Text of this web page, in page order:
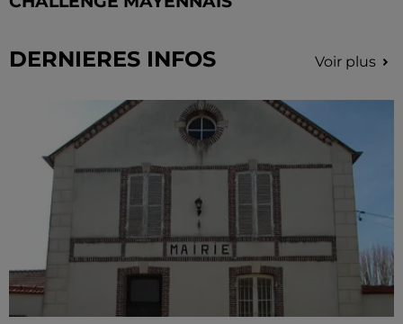
DERNIERES INFOS Voir plus